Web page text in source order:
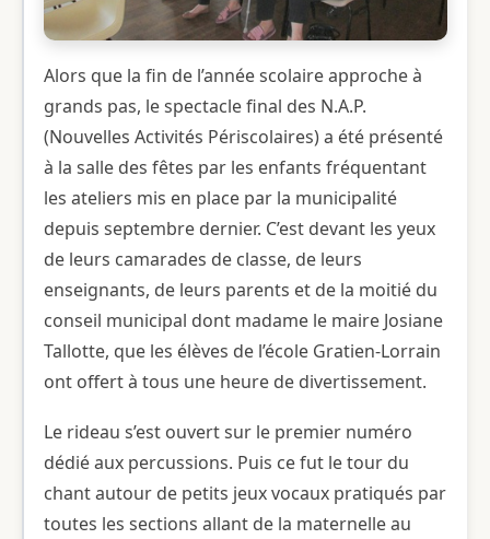
Alors que la fin de l’année scolaire approche à
grands pas, le spectacle final des N.A.P.
(Nouvelles Activités Périscolaires) a été présenté
à la salle des fêtes par les enfants fréquentant
les ateliers mis en place par la municipalité
depuis septembre dernier. C’est devant les yeux
de leurs camarades de classe, de leurs
enseignants, de leurs parents et de la moitié du
conseil municipal dont madame le maire Josiane
Tallotte, que les élèves de l’école Gratien-Lorrain
ont offert à tous une heure de divertissement.
Le rideau s’est ouvert sur le premier numéro
dédié aux percussions. Puis ce fut le tour du
chant autour de petits jeux vocaux pratiqués par
toutes les sections allant de la maternelle au